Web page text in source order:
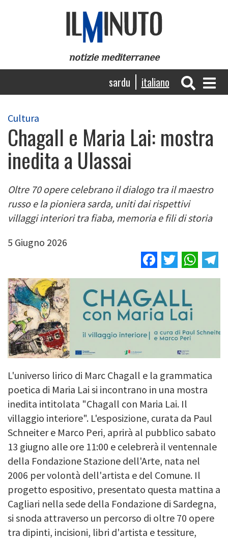
notizie mediterranee
Navigazione
principale
sardu italiano
Cultura
Chagall e Maria Lai: mostra
inedita a Ulassai
Oltre 70 opere celebrano il dialogo tra il maestro
russo e la pioniera sarda, uniti dai rispettivi
villaggi interiori tra fiaba, memoria e fili di storia
5 Giugno 2026
Facebook
Twitter
L'universo lirico di Marc Chagall e la grammatica
poetica di Maria Lai si incontrano in una mostra
inedita intitolata "Chagall con Maria Lai. Il
villaggio interiore". L'esposizione, curata da Paul
Schneiter e Marco Peri, aprirà al pubblico sabato
13 giugno alle ore 11:00 e celebrerà il ventennale
della Fondazione Stazione dell'Arte, nata nel
2006 per volontà dell'artista e del Comune. Il
progetto espositivo, presentato questa mattina a
Cagliari nella sede della Fondazione di Sardegna,
si snoda attraverso un percorso di oltre 70 opere
tra dipinti, incisioni, libri d'artista e tessiture,